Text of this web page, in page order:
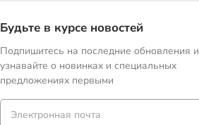
Будьте в курсе новостей
Подпишитесь на последние обновления и
узнавайте о новинках и специальных
предложениях первыми